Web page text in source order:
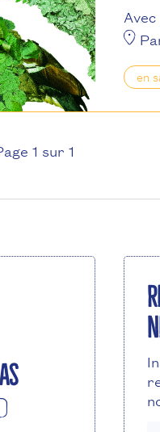
en
1 sur 1